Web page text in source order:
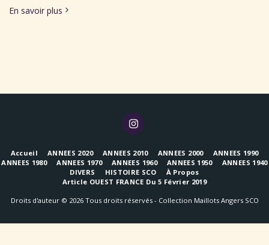
En savoir plus
Accueil ANNEES 2020 ANNEES 2010 ANNEES 2000
ANNEES 1990
ANNEES 1980
ANNEES 1970 ANNEES 1960 ANNEES 1950
ANNEES 1940
DIVERS
HISTOIRE SCO
À Propos
Article OUEST FRANCE Du 5 Février 2019
Droits d'auteur © 2026 Tous droits réservés - Collection Maillots Angers SCO